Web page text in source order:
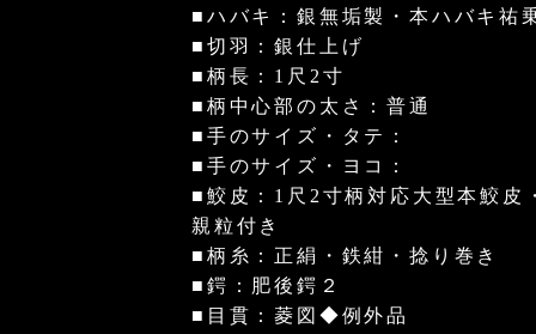
■ハバキ：銀無垢製・本ハバキ祐
■切羽：銀仕上げ
■柄長：1尺2寸
■柄中心部の太さ：普通
■手のサイズ・タテ：
■手のサイズ・ヨコ：
■鮫皮：1尺2寸柄対応大型本鮫皮
親粒付き
■柄糸：正絹・鉄紺・捻り巻き
■鍔：肥後鍔２
■目貫：菱図◆例外品